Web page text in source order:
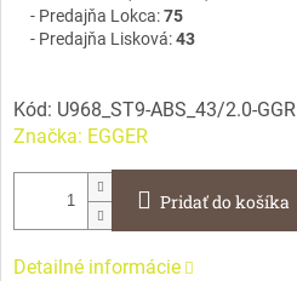
Predajňa Lokca:75
Predajňa Lisková:43
Kód: U968_ST9-ABS_43/2.0-GGR
Značka: EGGER
Pridať do košíka
Detailné informácie